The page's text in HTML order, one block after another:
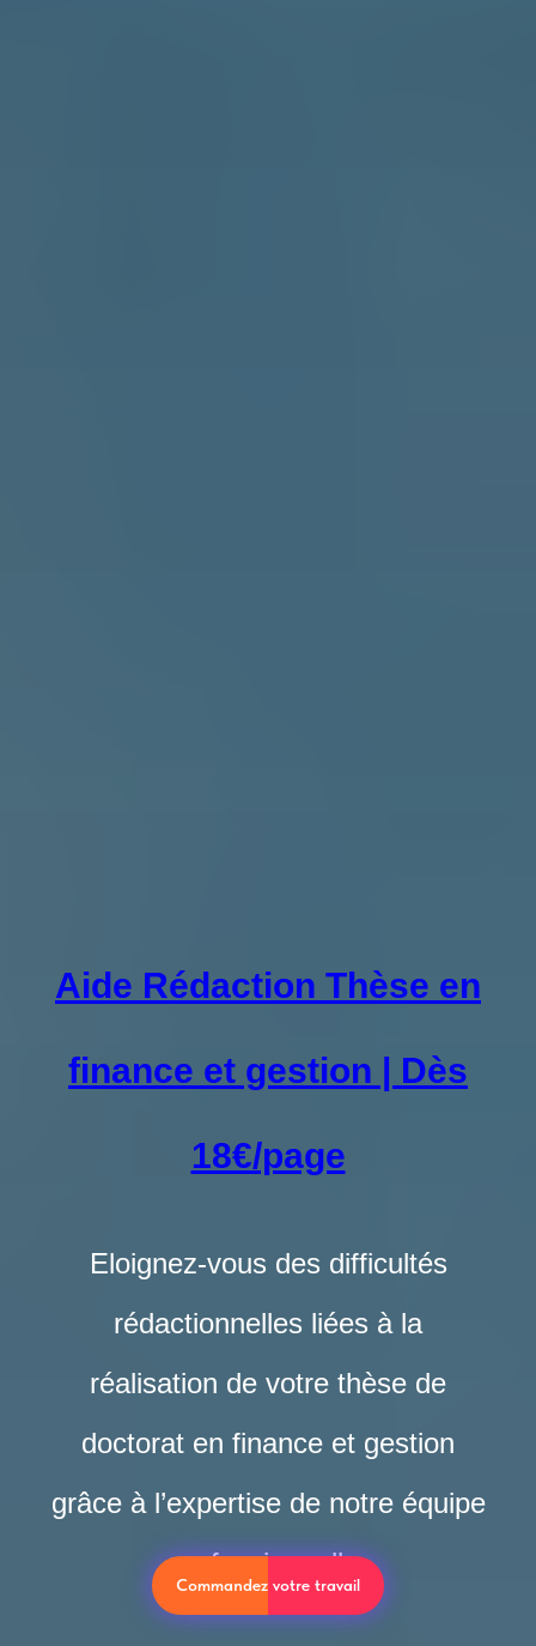
Aide Rédaction Thèse en
finance et gestion | Dès
18€/page
Eloignez-vous des difficultés
rédactionnelles liées à la
réalisation de votre thèse de
doctorat en finance et gestion
grâce à l’expertise de notre équipe
professionnelle.
Commandez votre travail